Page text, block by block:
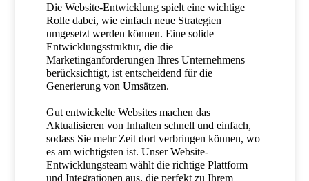
Die Website-Entwicklung spielt eine wichtige
Rolle dabei, wie einfach neue Strategien
umgesetzt werden können. Eine solide
Entwicklungsstruktur, die die
Marketinganforderungen Ihres Unternehmens
berücksichtigt, ist entscheidend für die
Generierung von Umsätzen.
Gut entwickelte Websites machen das
Aktualisieren von Inhalten schnell und einfach,
sodass Sie mehr Zeit dort verbringen können, wo
es am wichtigsten ist. Unser Website-
Entwicklungsteam wählt die richtige Plattform
und Integrationen aus, die perfekt zu Ihrem